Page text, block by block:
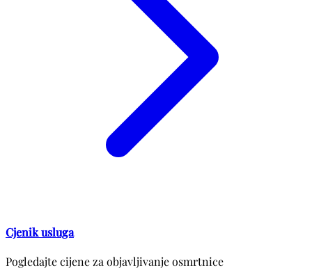
Cjenik usluga
Pogledajte cijene za objavljivanje osmrtnice